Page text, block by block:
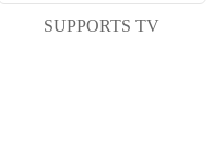
SUPPORTS TV